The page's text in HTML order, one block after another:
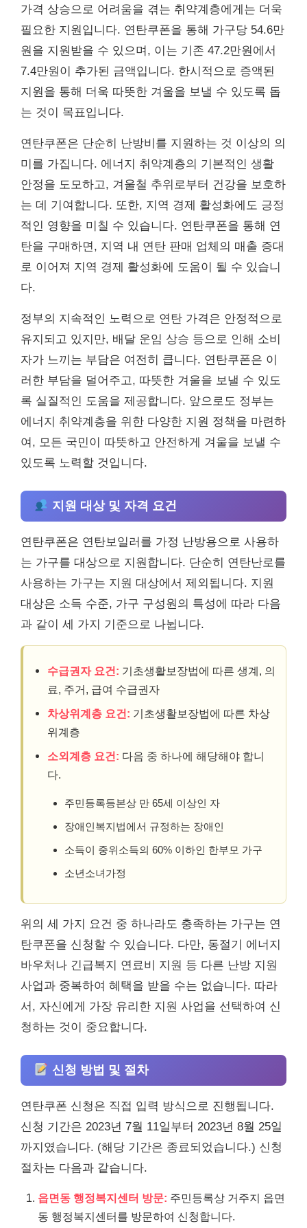
가격 상승으로 어려움을 겪는 취약계층에게는 더욱
필요한 지원입니다. 연탄쿠폰을 통해 가구당 54.6만
원을 지원받을 수 있으며, 이는 기존 47.2만원에서
7.4만원이 추가된 금액입니다. 한시적으로 증액된
지원을 통해 더욱 따뜻한 겨울을 보낼 수 있도록 돕
는 것이 목표입니다.
연탄쿠폰은 단순히 난방비를 지원하는 것 이상의 의
미를 가집니다. 에너지 취약계층의 기본적인 생활
안정을 도모하고, 겨울철 추위로부터 건강을 보호하
는 데 기여합니다. 또한, 지역 경제 활성화에도 긍정
적인 영향을 미칠 수 있습니다. 연탄쿠폰을 통해 연
탄을 구매하면, 지역 내 연탄 판매 업체의 매출 증대
로 이어져 지역 경제 활성화에 도움이 될 수 있습니
다.
정부의 지속적인 노력으로 연탄 가격은 안정적으로
유지되고 있지만, 배달 운임 상승 등으로 인해 소비
자가 느끼는 부담은 여전히 큽니다. 연탄쿠폰은 이
러한 부담을 덜어주고, 따뜻한 겨울을 보낼 수 있도
록 실질적인 도움을 제공합니다. 앞으로도 정부는
에너지 취약계층을 위한 다양한 지원 정책을 마련하
여, 모든 국민이 따뜻하고 안전하게 겨울을 보낼 수
있도록 노력할 것입니다.
지원 대상 및 자격 요건
연탄쿠폰은 연탄보일러를 가정 난방용으로 사용하
는 가구를 대상으로 지원합니다. 단순히 연탄난로를
사용하는 가구는 지원 대상에서 제외됩니다. 지원
대상은 소득 수준, 가구 구성원의 특성에 따라 다음
과 같이 세 가지 기준으로 나뉩니다.
수급권자 요건: 기초생활보장법에 따른 생계, 의
료, 주거, 급여 수급권자
차상위계층 요건: 기초생활보장법에 따른 차상
위계층
소외계층 요건: 다음 중 하나에 해당해야 합니
다.
주민등록등본상 만 65세 이상인 자
장애인복지법에서 규정하는 장애인
소득이 중위소득의 60% 이하인 한부모 가구
소년소녀가정
위의 세 가지 요건 중 하나라도 충족하는 가구는 연
탄쿠폰을 신청할 수 있습니다. 다만, 동절기 에너지
바우처나 긴급복지 연료비 지원 등 다른 난방 지원
사업과 중복하여 혜택을 받을 수는 없습니다. 따라
서, 자신에게 가장 유리한 지원 사업을 선택하여 신
청하는 것이 중요합니다.
신청 방법 및 절차
연탄쿠폰 신청은 직접 입력 방식으로 진행됩니다.
신청 기간은 2023년 7월 11일부터 2023년 8월 25일
까지였습니다. (해당 기간은 종료되었습니다.) 신청
절차는 다음과 같습니다.
읍면동 행정복지센터 방문: 주민등록상 거주지 읍면
동 행정복지센터를 방문하여 신청합니다.